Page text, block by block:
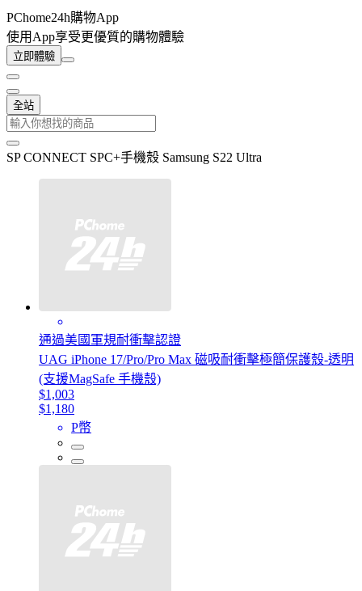
PChome24h購物App
使用App享受更優質的購物體驗
立即體驗
全站
SP CONNECT SPC+手機殼 Samsung S22 Ultra
通過美國軍規耐衝擊認證
UAG iPhone 17/Pro/Pro Max 磁吸耐衝擊極簡保護殼-透明
(支援MagSafe 手機殼)
$1,003
$1,180
P幣